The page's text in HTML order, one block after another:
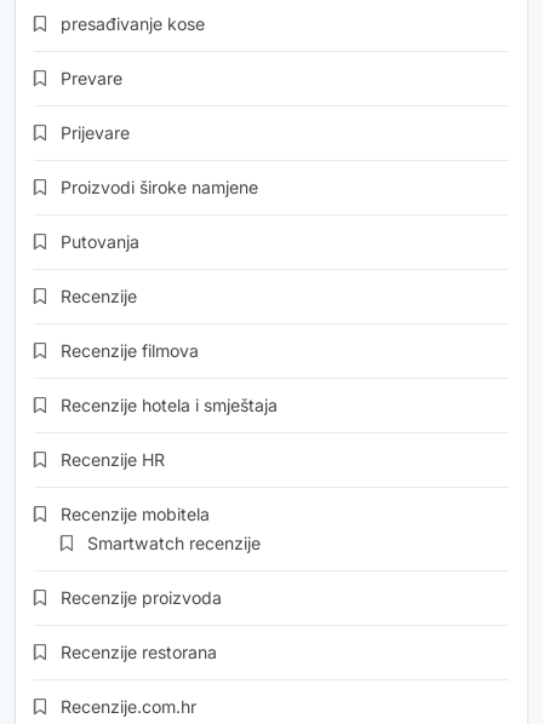
presađivanje kose
Prevare
Prijevare
Proizvodi široke namjene
Putovanja
Recenzije
Recenzije filmova
Recenzije hotela i smještaja
Recenzije HR
Recenzije mobitela
Smartwatch recenzije
Recenzije proizvoda
Recenzije restorana
Recenzije.com.hr